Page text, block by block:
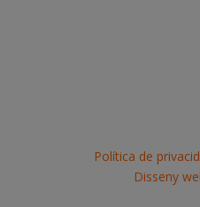
Política de
Disseny